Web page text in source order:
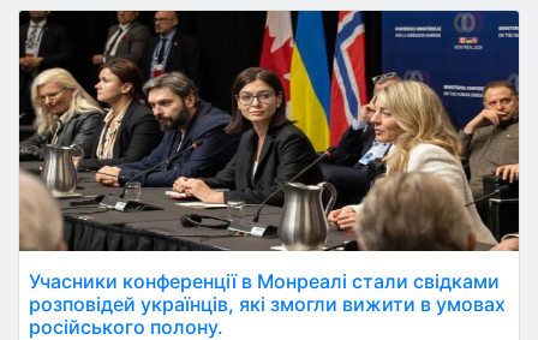
Учасники конференції в Монреалі стали свідками
розповідей українців, які змогли вижити в умовах
російського полону.